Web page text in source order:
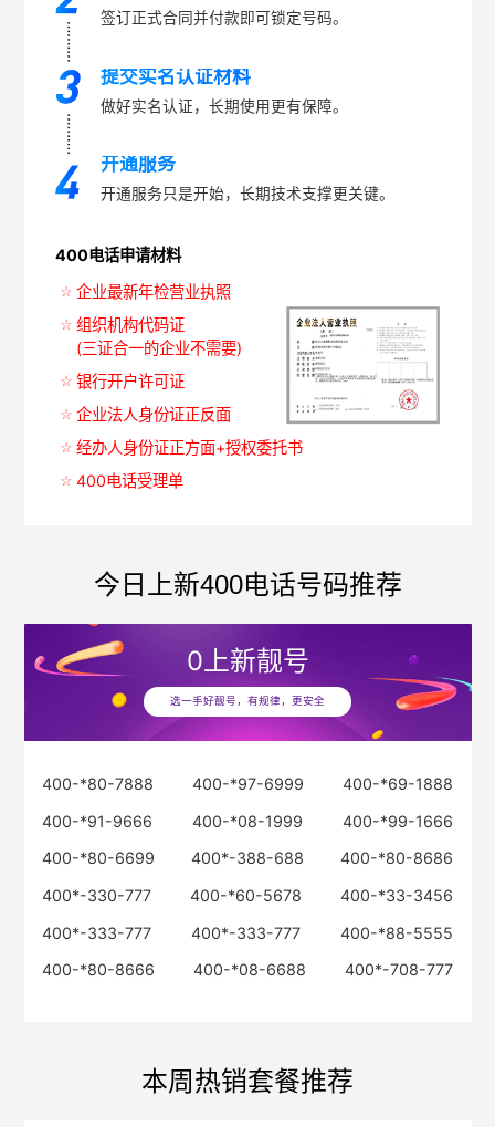
签订正式合同并付款即可锁定号码。
提交实名认证材料
做好实名认证，长期使用更有保障。
开通服务
开通服务只是开始，长期技术支撑更关键。
400电话申请材料
企业最新年检营业执照
组织机构代码证
(三证合一的企业不需要)
银行开户许可证
企业法人身份证正反面
经办人身份证正方面+授权委托书
400电话受理单
今日上新400电话号码推荐
0上新靓号
选一手好靓号，有规律，更安全
400-*80-7888 400-*97-6999
400-*69-1888
400-*91-9666
400-*08-1999
400-*99-1666
400-*80-6699
400*-388-688
400-*80-8686
400*-330-777
400-*60-5678
400-*33-3456
400*-333-777
400*-333-777
400-*88-5555
400-*80-8666
400-*08-6688 400*-708-777
本周热销套餐推荐